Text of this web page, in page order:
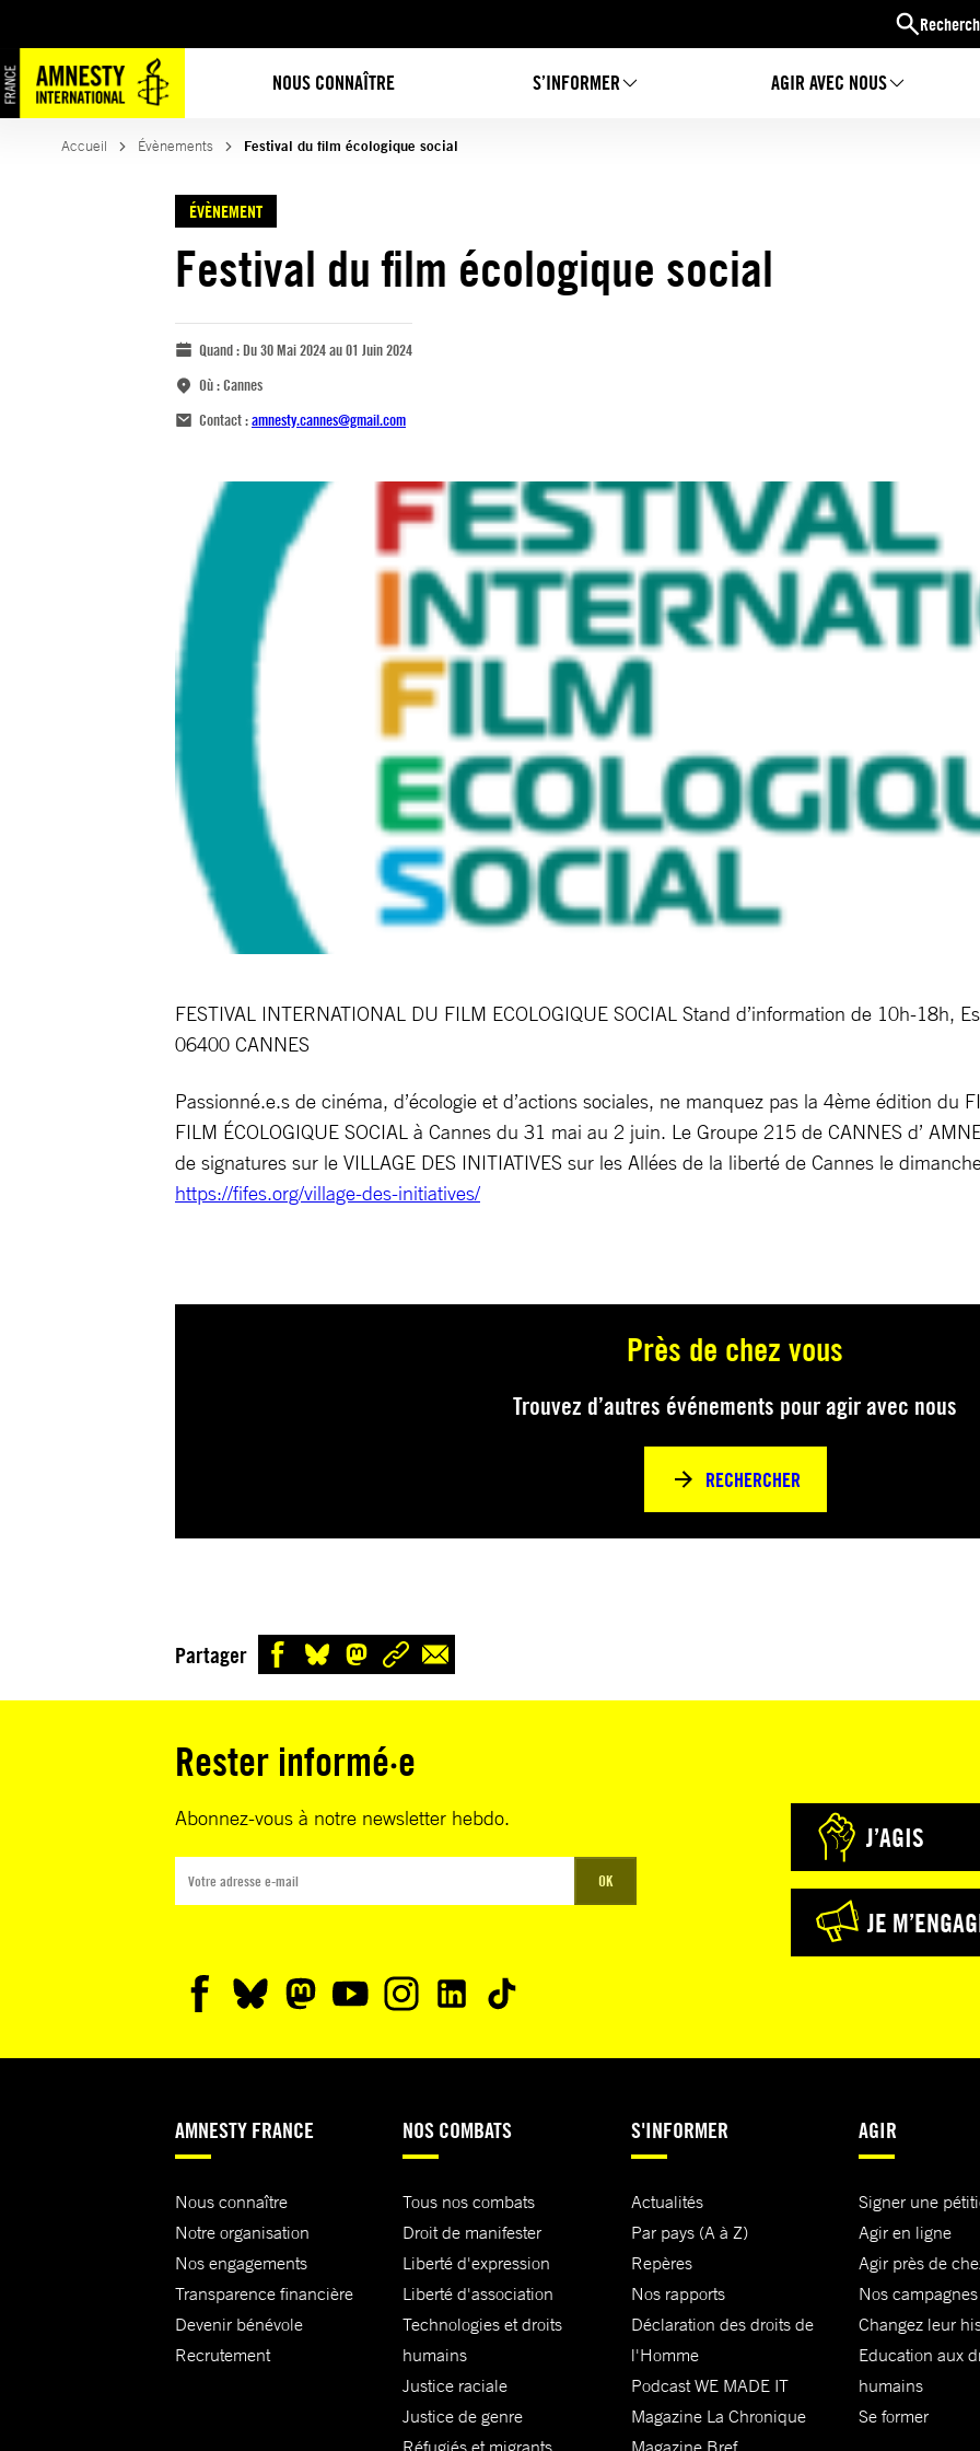
NOUS CONNAÎTRE S’INFORMER AGIR AVEC NOUS
Accueil Évènements Festival du film écologique social
ÉVÈNEMENT
Festival du film écologique social
Quand :Du 30 Mai 2024 au 01 Juin 2024
Où :Cannes
Contact :amnesty.cannes@gmail.com
FESTIVAL INTERNATIONAL DU FILM ECOLOGIQUE SOCIAL Stand d’information de 10h-18h,
06400 CANNES
Passionné.e.s de cinéma, d’écologie et d’actions sociales, ne manquez pas la 4ème édition du
FILM ÉCOLOGIQUE SOCIAL à Cannes du 31 mai au 2 juin. Le Groupe 215 de CANNES d’
de signatures sur le VILLAGE DES INITIATIVES sur les Allées de la liberté de Cannes le
https://fifes.org/village-des-initiatives/
Près de chez vous
Trouvez d’autres événements pour agir avec nous
RECHERCHER
Partager
Rester informé·e
Abonnez-vous à notre newsletter hebdo.
OK
J’AGIS
JE
AMNESTY FRANCE
Nous connaître
Notre organisation
Nos engagements
Transparence financière
Devenir bénévole
Recrutement
NOS COMBATS
Tous nos combats
Droit de manifester
Liberté d'expression
Liberté d'association
Technologies et droits
humains
Justice raciale
Justice de genre
Réfugiés et migrants
S'INFORMER
Actualités
Par pays (A à Z)
Repères
Nos rapports
Déclaration des droits de
l'Homme
Podcast WE MADE IT
Magazine La Chronique
Magazine Bref
AGIR
Signer une
Agir en ligne
Agir près de
Nos campagnes
Changez leur
Education aux
humains
Se former